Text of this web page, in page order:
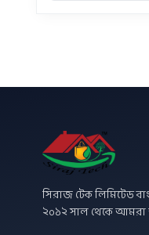
সিরাজ টেক লিমিটেড
২০১২ সাল থেকে আমরা